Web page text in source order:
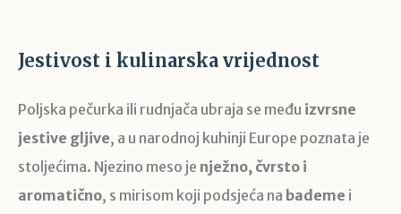
Jestivost i kulinarska vrijednost
Poljska pečurka ili rudnjača ubraja se među izvrsne
jestive gljive, a u narodnoj kuhinji Europe poznata je
stoljećima. Njezino meso je nježno, čvrsto i
aromatično, s mirisom koji podsjeća na bademe i